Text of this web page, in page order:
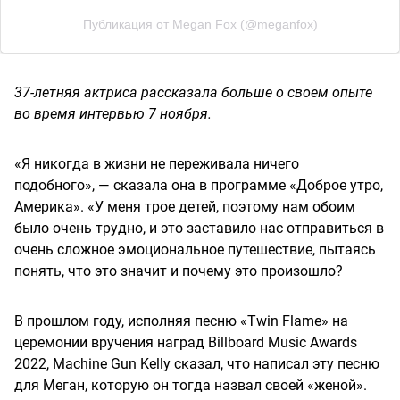
Публикация от Megan Fox (@meganfox)
37-летняя актриса рассказала больше о своем опыте
во время интервью 7 ноября.
«Я никогда в жизни не переживала ничего
подобного», — сказала она в программе «Доброе утро,
Америка». «У меня трое детей, поэтому нам обоим
было очень трудно, и это заставило нас отправиться в
очень сложное эмоциональное путешествие, пытаясь
понять, что это значит и почему это произошло?
В прошлом году, исполняя песню «Twin Flame» на
церемонии вручения наград Billboard Music Awards
2022, Machine Gun Kelly сказал, что написал эту песню
для Меган, которую он тогда назвал своей «женой».